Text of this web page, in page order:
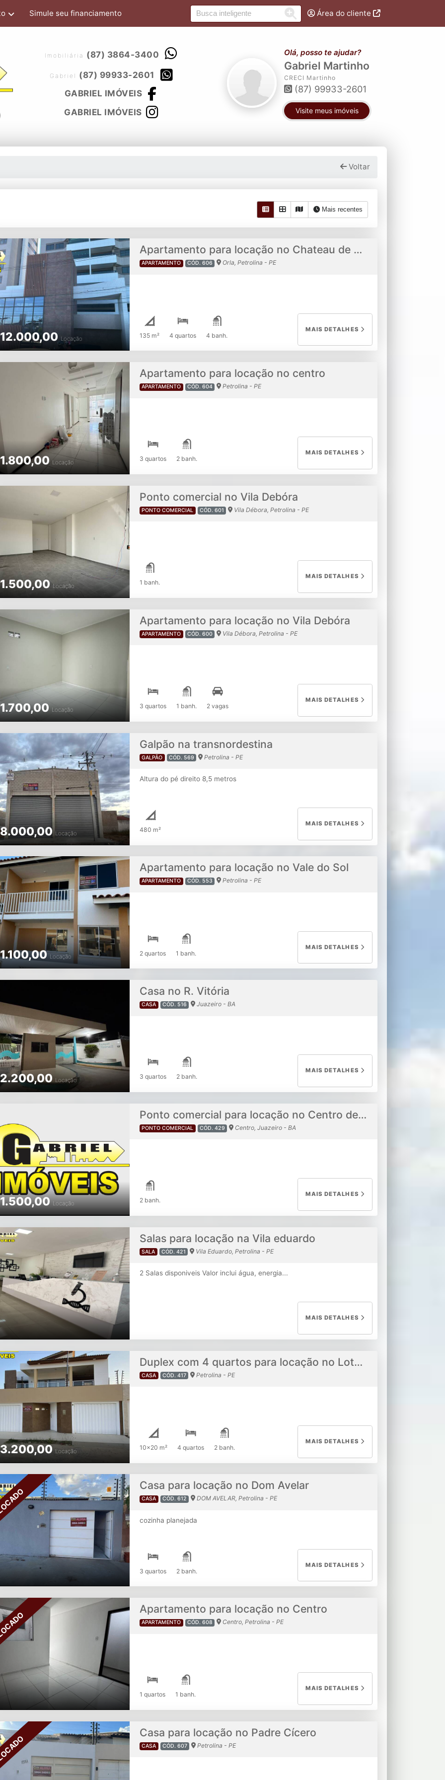
Simule seu financiamento Área do cliente
Imobiliária (87) 3864-3400
Gabriel (87) 99933-2601
GABRIEL IMÓVEIS
GABRIEL IMÓVEIS
Olá, posso te ajudar?
Gabriel Martinho
CRECI Martinho
(87) 99933-2601
Visite meus imóveis
Voltar
Mais recentes
Apartamento para locação no Chateau de La Rivière
APARTAMENTO CÓD. 606 Orla, Petrolina - PE
Locação 135 m² 4 quartos 4 banh.
MAIS DETALHES
Apartamento para locação no centro
APARTAMENTO CÓD. 604 Petrolina - PE
Locação 3 quartos 2 banh.
MAIS DETALHES
Ponto comercial no Vila Debóra
PONTO COMERCIAL CÓD. 601 Vila Débora, Petrolina - PE
Locação 1 banh.
MAIS DETALHES
Apartamento para locação no Vila Debóra
APARTAMENTO CÓD. 600 Vila Débora, Petrolina - PE
Locação 3 quartos 1 banh. 2 vagas
MAIS DETALHES
Galpão na transnordestina
GALPÃO CÓD. 569 Petrolina - PE
Locação
Altura do pé direito 8,5 metros
480 m²
MAIS DETALHES
Apartamento para locação no Vale do Sol
APARTAMENTO CÓD. 553 Petrolina - PE
Locação 2 quartos 1 banh.
MAIS DETALHES
Casa no R. Vitória
CASA CÓD. 516 Juazeiro - BA
Locação 3 quartos 2 banh.
MAIS DETALHES
Ponto comercial para locação no Centro de Juazeiro
PONTO COMERCIAL CÓD. 429 Centro, Juazeiro - BA
Locação 2 banh.
MAIS DETALHES
Salas para locação na Vila eduardo
SALA CÓD. 421 Vila Eduardo, Petrolina - PE
2 Salas disponiveis Valor inclui água, energia...
MAIS DETALHES
Duplex com 4 quartos para locação no Loteamento recife
CASA CÓD. 417 Petrolina - PE
Locação 10x20 m² 4 quartos 2 banh.
MAIS DETALHES
Casa para locação no Dom Avelar
CASA CÓD. 612 DOM AVELAR, Petrolina - PE
cozinha planejada
3 quartos 2 banh.
MAIS DETALHES
Apartamento para locação no Centro
APARTAMENTO CÓD. 608 Centro, Petrolina - PE
1 quartos 1 banh.
MAIS DETALHES
Casa para locação no Padre Cícero
CASA CÓD. 607 Petrolina - PE